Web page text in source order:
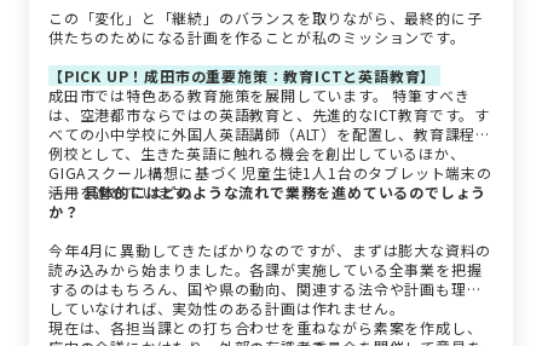
この「変化」と「継続」のバランスを取りながら、最終的に子
供たちのためになる計画を作ることが私のミッションです。
【PICK UP！成田市の重要施策：教育ICTと英語教育】
成田市では特色ある教育施策を展開しています。 特筆すべき
は、空港都市ならではの英語教育と、先進的なICT教育です。す
べての小中学校に外国人英語講師（ALT）を配置し、教育課程特
例校として、生きた英語に触れる機会を創出しているほか、
GIGAスクール構想に基づく児童生徒1人1台のタブレット端末の
活用を進めています。
── 具体的にはどのような流れで業務を進めているのでしょう
か？
今年4月に異動してきたばかりなのですが、まずは膨大な資料の
読み込みから始まりました。各課が実施している全事業を把握
するのはもちろん、国や県の動向、関連する法令や計画も理解
していなければ、実効性のある計画は作れません。
現在は、各担当課との打ち合わせを重ねながら素案を作成し、